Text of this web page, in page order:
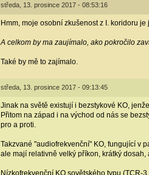
středa, 13. prosince 2017 - 08:53:16
Hmm, moje osobní zkušenost z I. koridoru je
A celkom by ma zaujímalo, ako pokročilo
Také by mě to zajímalo.
středa, 13. prosince 2017 - 09:13:45
Jinak na světě existují i bezstykové KO,
Přitom na západ i na východ od nás se
pro a proti.
Takzvané "audiofrekvenční" KO, fungující v
ale mají relativně velký příkon, krátký
Nízkofrekvenční KO sovětského typu (TCR-